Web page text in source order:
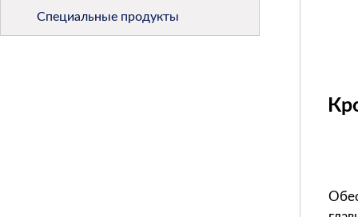
Специальные продукты